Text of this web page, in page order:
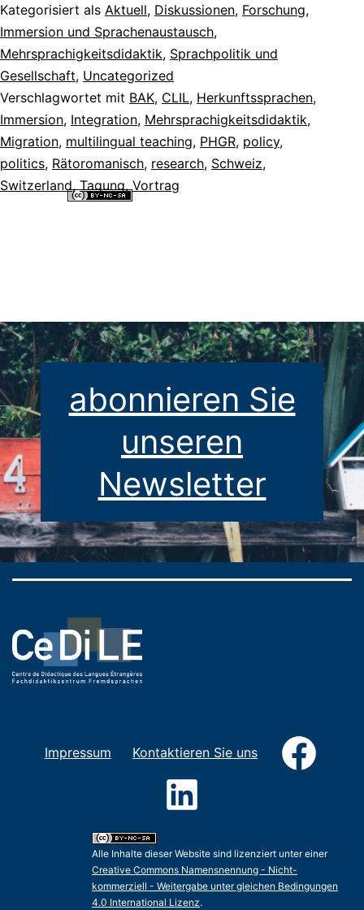
Kategorisiert als Aktuell, Diskussionen, Forschung,
Immersion und Sprachenaustausch,
Mehrsprachigkeitsdidaktik, Sprachpolitik und
Gesellschaft, Uncategorized
Verschlagwortet mit BAK, CLIL, Herkunftssprachen,
Immersion, Integration, Mehrsprachigkeitsdidaktik,
Migration, multilingual teaching, PHGR, policy,
politics, Rätoromanisch, research, Schweiz,
Switzerland, Tagung, Vortrag
abonnieren Sie
unseren
Newsletter
Impressum Kontaktieren Sie uns
Alle Inhalte dieser Website sind lizenziert unter einer
Creative Commons Namensnennung - Nicht-
kommerziell - Weitergabe unter gleichen Bedingungen
4.0 International Lizenz.